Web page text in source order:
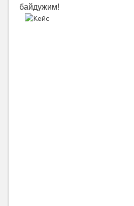
байдужим!